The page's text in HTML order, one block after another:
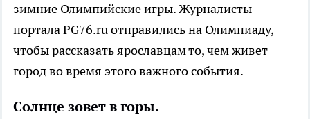
зимние Олимпийские игры. Журналисты
портала PG76.ru отправились на Олимпиаду,
чтобы рассказать ярославцам то, чем живет
город во время этого важного события.
Солнце зовет в горы.